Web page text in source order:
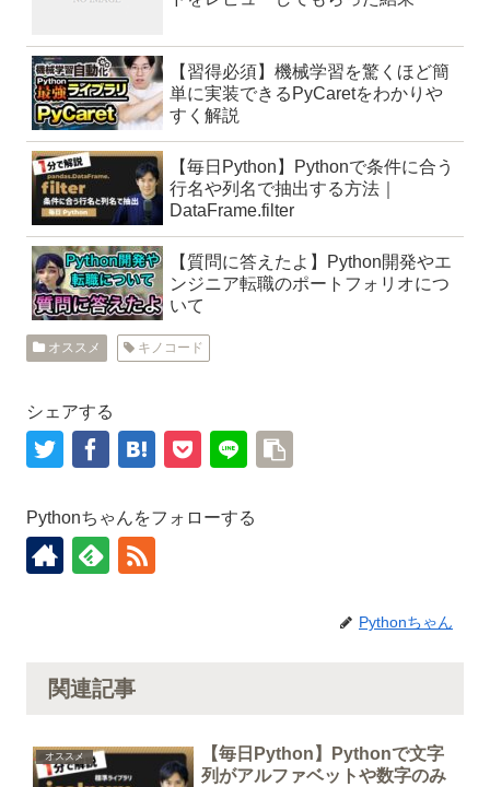
【習得必須】機械学習を驚くほど簡
単に実装できるPyCaretをわかりや
すく解説
【毎日Python】Pythonで条件に合う
行名や列名で抽出する方法｜
DataFrame.filter
【質問に答えたよ】Python開発やエ
ンジニア転職のポートフォリオにつ
いて
オススメ キノコード
シェアする
Pythonちゃんをフォローする
Pythonちゃん
関連記事
オススメ
【毎日Python】Pythonで文字
列がアルファベットや数字のみ